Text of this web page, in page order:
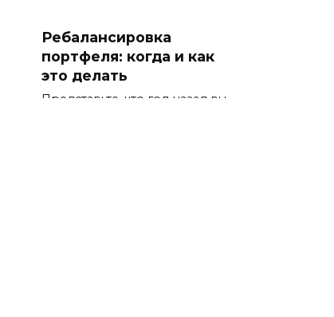
Ребалансировка
портфеля: когда и как
это делать
Представьте, что год назад вы